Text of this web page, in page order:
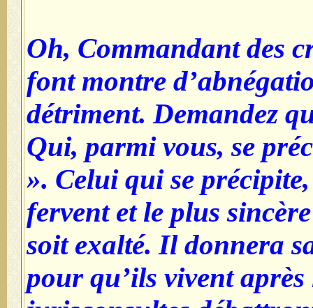
Oh, Commandant des
font montre
détriment. Demandez
Qui, parmi vous, se
». Celui qui se
fervent et le plus
soit exalté. Il donnera
pour qu’ils vivent